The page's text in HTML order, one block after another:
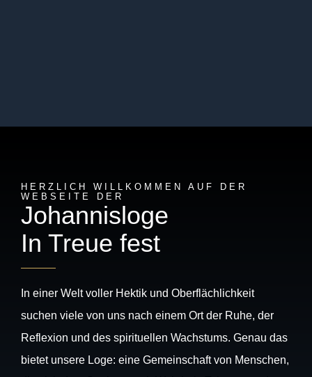
HERZLICH WILLKOMMEN AUF DER
WEBSEITE DER
Johannisloge
In Treue fest
In einer Welt voller Hektik und Oberflächlichkeit
suchen viele von uns nach einem Ort der Ruhe, der
Reflexion und des spirituellen Wachstums. Genau das
bietet unsere Loge: eine Gemeinschaft von Menschen,